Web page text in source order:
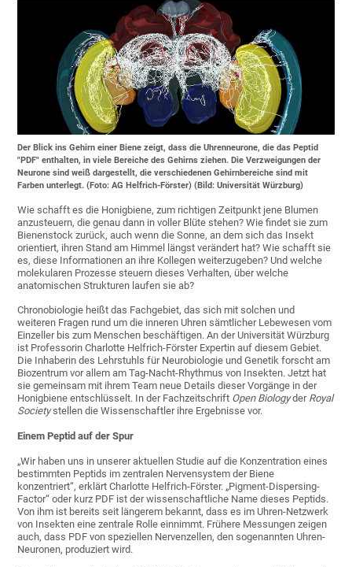
Der Blick ins Gehirn einer Biene zeigt, dass die Uhrenneurone, die das Peptid
"PDF" enthalten, in viele Bereiche des Gehirns ziehen. Die Verzweigungen der
Neurone sind weiß dargestellt, die verschiedenen Gehirnbereiche sind mit
Farben unterlegt. (Foto: AG Helfrich-Förster) (Bild: Universität Würzburg)
Wie schafft es die Honigbiene, zum richtigen Zeitpunkt jene Blumen
anzusteuern, die genau dann in voller Blüte stehen? Wie findet sie zum
Bienenstock zurück, auch wenn die Sonne, an dem sich das Insekt
orientiert, ihren Stand am Himmel längst verändert hat? Wie schafft sie
es, diese Informationen an ihre Kollegen weiterzugeben? Und welche
molekularen Prozesse steuern dieses Verhalten, über welche
anatomischen Strukturen laufen sie ab?
Chronobiologie heißt das Fachgebiet, das sich mit solchen und
weiteren Fragen rund um die inneren Uhren sämtlicher Lebewesen vom
Einzeller bis zum Menschen beschäftigen. An der Universität Würzburg
ist Professorin Charlotte Helfrich-Förster Expertin auf diesem Gebiet.
Die Inhaberin des Lehrstuhls für Neurobiologie und Genetik forscht am
Biozentrum vor allem am Tag-Nacht-Rhythmus von Insekten. Jetzt hat
sie gemeinsam mit ihrem Team neue Details dieser Vorgänge in der
Honigbiene entschlüsselt. In der Fachzeitschrift Open Biologyder Royal
Societystellen die Wissenschaftler ihre Ergebnisse vor.
Einem Peptid auf der Spur
„Wir haben uns in unserer aktuellen Studie auf die Konzentration eines
bestimmten Peptids im zentralen Nervensystem der Biene
konzentriert“, erklärt Charlotte Helfrich-Förster. „Pigment-Dispersing-
Factor“ oder kurz PDF ist der wissenschaftliche Name dieses Peptids.
Von ihm ist bereits seit längerem bekannt, dass es im Uhren-Netzwerk
von Insekten eine zentrale Rolle einnimmt. Frühere Messungen zeigen
auch, dass PDF von speziellen Nervenzellen, den sogenannten Uhren-
Neuronen, produziert wird.